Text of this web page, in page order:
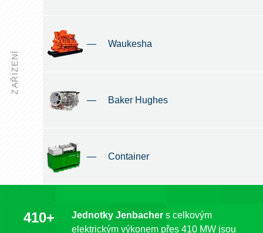
ZAŘÍZENÍ
— Waukesha
— Baker Hughes
— Container
410+ Jednotky Jenbacher s celkovým
elektrickým výkonem přes 410 MW jsou